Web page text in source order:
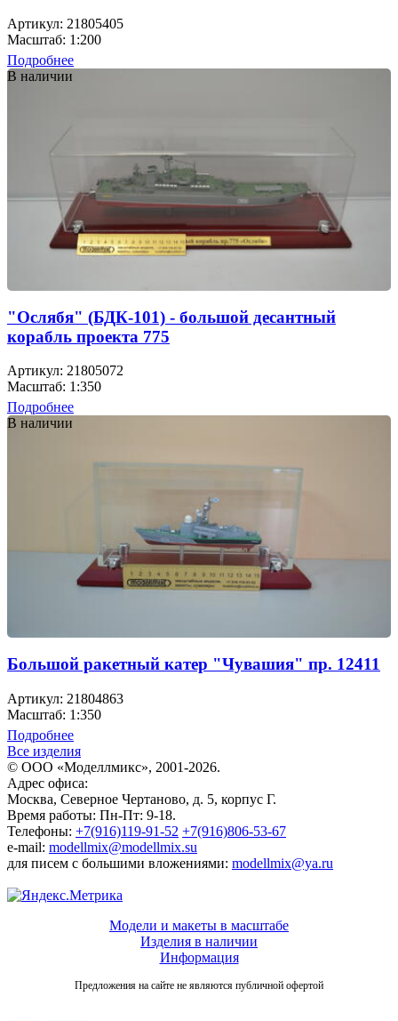
Артикул: 21805405
Масштаб: 1:200
Подробнее
В наличии
"Ослябя" (БДК-101) - большой десантный
корабль проекта 775
Артикул: 21805072
Масштаб: 1:350
Подробнее
В наличии
Большой ракетный катер "Чувашия" пр. 12411
Артикул: 21804863
Масштаб: 1:350
Подробнее
Все изделия
© ООО «Моделлмикс», 2001-2026.
Адрес офиса:
Москва, Северное Чертаново, д. 5, корпус Г.
Время работы: Пн-Пт: 9-18.
Телефоны: +7(916)119-91-52 +7(916)806-53-67
e-mail: modellmix@modellmix.su
для писем с большими вложениями: modellmix@ya.ru
Модели и макеты в масштабе
Изделия в наличии
Информация
Предложения на сайте не являются публичной офертой